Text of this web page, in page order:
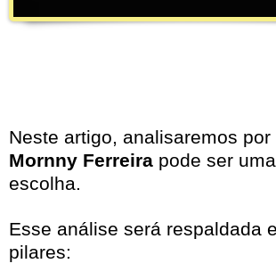
Neste artigo, analisaremos por
Mornny Ferreira pode ser
escolha.
Esse análise será respaldada
pilares: